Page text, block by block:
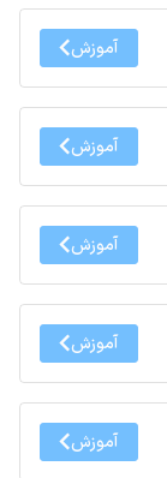
آموزش
آموزش
آموزش
آموزش
آموزش